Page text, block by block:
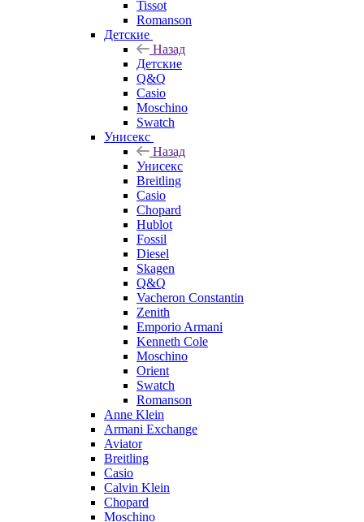
Tissot
Romanson
Детские
Назад
Детские
Q&Q
Casio
Moschino
Swatch
Унисекс
Назад
Унисекс
Breitling
Casio
Chopard
Hublot
Fossil
Diesel
Skagen
Q&Q
Vacheron Constantin
Zenith
Emporio Armani
Kenneth Cole
Moschino
Orient
Swatch
Romanson
Anne Klein
Armani Exchange
Aviator
Breitling
Casio
Calvin Klein
Chopard
Moschino